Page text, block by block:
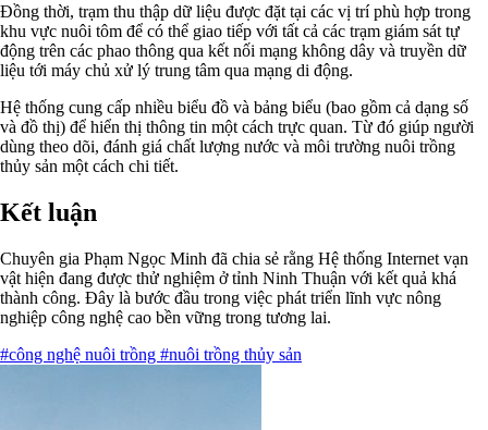
Đồng thời, trạm thu thập dữ liệu được đặt tại các vị trí phù hợp trong
khu vực nuôi tôm để có thể giao tiếp với tất cả các trạm giám sát tự
động trên các phao thông qua kết nối mạng không dây và truyền dữ
liệu tới máy chủ xử lý trung tâm qua mạng di động.
Hệ thống cung cấp nhiều biểu đồ và bảng biểu (bao gồm cả dạng số
và đồ thị) để hiển thị thông tin một cách trực quan. Từ đó giúp người
dùng theo dõi, đánh giá chất lượng nước và môi trường nuôi trồng
thủy sản một cách chi tiết.
Kết luận
Chuyên gia Phạm Ngọc Minh đã chia sẻ rằng Hệ thống Internet vạn
vật hiện đang được thử nghiệm ở tỉnh Ninh Thuận với kết quả khá
thành công. Đây là bước đầu trong việc phát triển lĩnh vực nông
nghiệp công nghệ cao bền vững trong tương lai.
#công nghệ nuôi trồng #nuôi trồng thủy sản